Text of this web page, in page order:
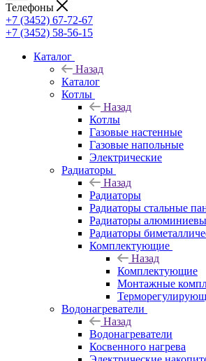
Телефоны
+7 (3452) 67-72-67
+7 (3452) 58-56-15
Каталог
Назад
Каталог
Котлы
Назад
Котлы
Газовые настенные
Газовые напольные
Электрические
Радиаторы
Назад
Радиаторы
Радиаторы стальные
Радиаторы
Радиаторы
Комплектующие
Назад
Комплектующие
Монтажные
Водонагреватели
Назад
Водонагреватели
Косвенного нагрева